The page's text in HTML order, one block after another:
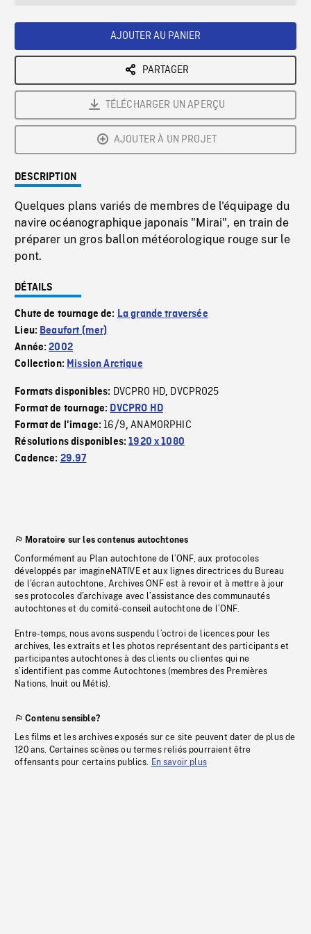
AJOUTER AU PANIER
PARTAGER
TÉLÉCHARGER UN APERÇU
AJOUTER À UN PROJET
DESCRIPTION
Quelques plans variés de membres de l'équipage du
navire océanographique japonais "Mirai", en train de
préparer un gros ballon météorologique rouge sur le
pont.
DÉTAILS
Chute de tournage de: La grande traversée
Lieu: Beaufort (mer)
Année:2002
Collection: Mission Arctique
Formats disponibles: DVCPRO HD, DVCPRO25
Format de tournage: DVCPRO HD
Format de l'image:16/9,ANAMORPHIC
Résolutions disponibles:1920 x 1080
Cadence: 29.97
Moratoire sur les contenus autochtones
Conformément au Plan autochtone de l’ONF, aux protocoles
développés par imagineNATIVE et aux lignes directrices du Bureau
de l’écran autochtone, Archives ONF est à revoir et à mettre à jour
ses protocoles d’archivage avec l’assistance des communautés
autochtones et du comité-conseil autochtone de l’ONF.
Entre-temps, nous avons suspendu l’octroi de licences pour les
archives, les extraits et les photos représentant des participants et
participantes autochtones à des clients ou clientes qui ne
s’identifient pas comme Autochtones (membres des Premières
Nations, Inuit ou Métis).
Contenu sensible?
Les films et les archives exposés sur ce site peuvent dater de plus de
120 ans. Certaines scènes ou termes reliés pourraient être
offensants pour certains publics. En savoir plus